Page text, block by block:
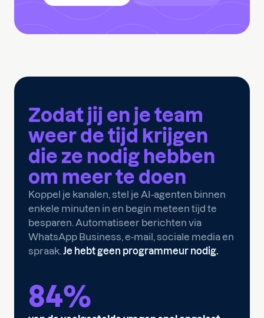
Zodat jij en je team
weer de tijd krijgen
die ze nodig hebben
om meer te doen
Koppel je kanalen, stel je AI-agenten binnen
enkele minuten in en begin meteen tijd te
besparen. Automatiseer berichten via
WhatsApp Business, e-mail, sociale media en
spraak. Je hebt geen programmeur nodig.
84%